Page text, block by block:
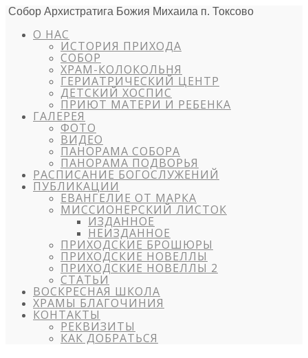
Собор Архистратига Божия Михаила п. Токсово
О НАС
ИСТОРИЯ ПРИХОДА
СОБОР
ХРАМ-КОЛОКОЛЬНЯ
ГЕРИАТРИЧЕСКИЙ ЦЕНТР
ДЕТСКИЙ ХОСПИС
ПРИЮТ МАТЕРИ И РЕБЕНКА
ГАЛЕРЕЯ
ФОТО
ВИДЕО
ПАНОРАМА СОБОРА
ПАНОРАМА ПОДВОРЬЯ
РАСПИСАНИЕ БОГОСЛУЖЕНИЙ
ПУБЛИКАЦИИ
ЕВАНГЕЛИЕ ОТ МАРКА
МИССИОНЕРСКИЙ ЛИСТОК
ИЗДАННОЕ
НЕИЗДАННОЕ
ПРИХОДСКИЕ БРОШЮРЫ
ПРИХОДСКИЕ НОВЕЛЛЫ
ПРИХОДСКИЕ НОВЕЛЛЫ 2
СТАТЬИ
ВОСКРЕСНАЯ ШКОЛА
ХРАМЫ БЛАГОЧИНИЯ
КОНТАКТЫ
РЕКВИЗИТЫ
КАК ДОБРАТЬСЯ